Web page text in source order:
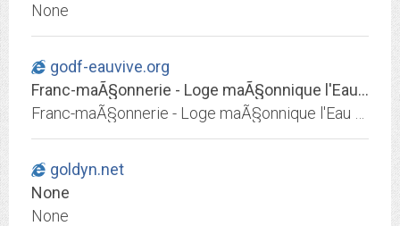
None
godf-eauvive.org
Franc-maÃ§onnerie - Loge maÃ§onnique l'Eau Vive - Grand Orient de France
goldyn.net
None
None